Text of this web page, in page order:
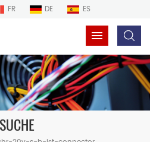
FR DE ES
SUCHE